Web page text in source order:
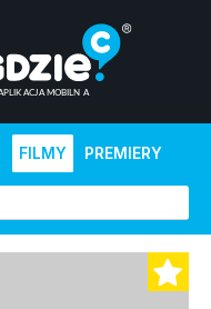
FILMY PREMIERY